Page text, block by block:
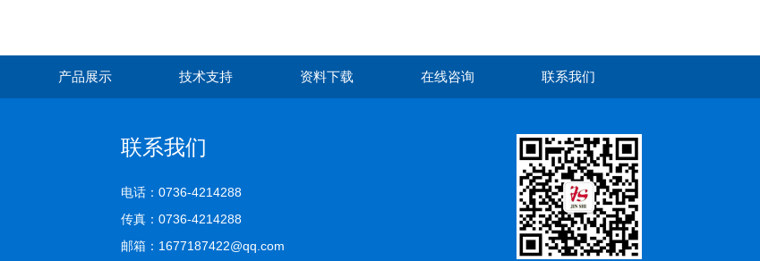
产品展示 技术支持 资料下载 在线咨询 联系我们
联系我们
电话：0736-4214288
传真：0736-4214288
邮箱：1677187422@qq.com